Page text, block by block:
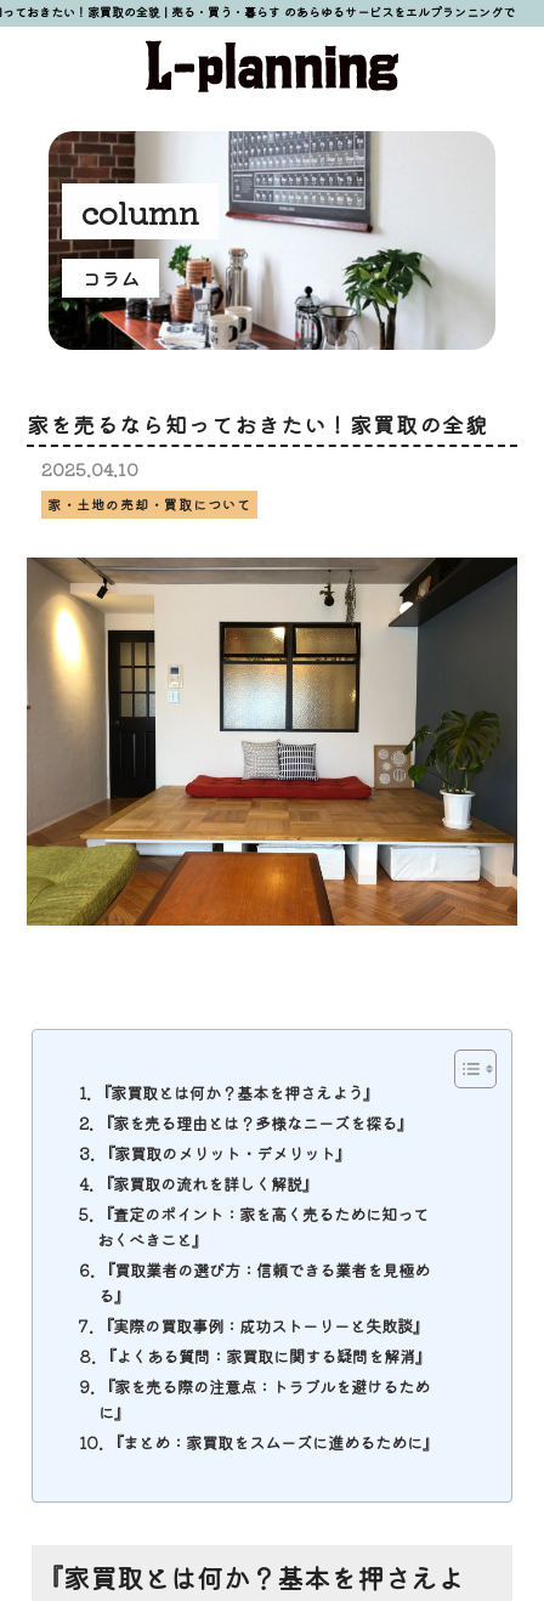
ておきたい！家買取の全貌 | 売る・買う・暮らす のあらゆるサービスをエルプランニングで
column
コラム
家を売るなら知っておきたい！家買取の全貌
2025.04.10
家・土地の売却・買取について
『家買取とは何か？基本を押さえよう』
『家を売る理由とは？多様なニーズを探る』
『家買取のメリット・デメリット』
『家買取の流れを詳しく解説』
『査定のポイント：家を高く売るために知って
おくべきこと』
『買取業者の選び方：信頼できる業者を見極め
る』
『実際の買取事例：成功ストーリーと失敗談』
『よくある質問：家買取に関する疑問を解消』
『家を売る際の注意点：トラブルを避けるため
に』
『まとめ：家買取をスムーズに進めるために』
『家買取とは何か？基本を押さえよ